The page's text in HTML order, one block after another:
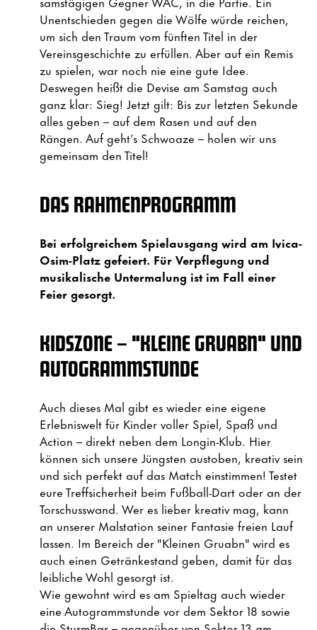
Unentschieden gegen die Wölfe würde reichen,
um sich den Traum vom fünften Titel in der
Vereinsgeschichte zu erfüllen. Aber auf ein Remis
zu spielen, war noch nie eine gute Idee.
Deswegen heißt die Devise am Samstag auch
ganz klar: Sieg! Jetzt gilt: Bis zur letzten Sekunde
alles geben – auf dem Rasen und auf den
Rängen. Auf geht’s Schwoaze – holen wir uns
gemeinsam den Titel!
DAS RAHMENPROGRAMM
Bei erfolgreichem Spielausgang wird am Ivica-
Osim-Platz gefeiert. Für Verpflegung und
musikalische Untermalung ist im Fall einer
Feier gesorgt.
KIDSZONE – "KLEINE GRUABN" UND
AUTOGRAMMSTUNDE
Auch dieses Mal gibt es wieder eine eigene
Erlebniswelt für Kinder voller Spiel, Spaß und
Action – direkt neben dem Longin-Klub. Hier
können sich unsere Jüngsten austoben, kreativ sein
und sich perfekt auf das Match einstimmen! Testet
eure Treffsicherheit beim Fußball-Dart oder an der
Torschusswand. Wer es lieber kreativ mag, kann
an unserer Malstation seiner Fantasie freien Lauf
lassen. Im Bereich der "Kleinen Gruabn" wird es
auch einen Getränkestand geben, damit für das
leibliche Wohl gesorgt ist.
Wie gewohnt wird es am Spieltag auch wieder
eine Autogrammstunde vor dem Sektor 18 sowie